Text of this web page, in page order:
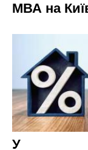
МВА на
У